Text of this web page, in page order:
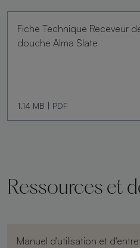
Fiche Technique Receveur
douche Alma Slate
1.14 MB | PDF
Ressources et
Manuel d'utilisation et